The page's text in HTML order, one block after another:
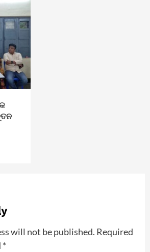
will not be published. Required
*